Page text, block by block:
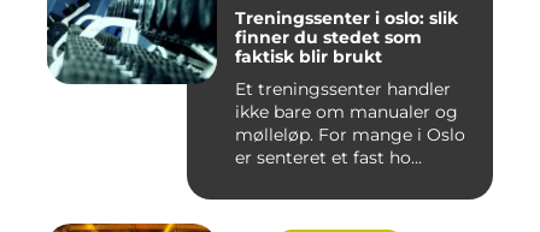
Treningssenter i oslo: slik
finner du stedet som
faktisk blir brukt
Et treningssenter handler
ikke bare om manualer og
mølleløp. For mange i Oslo
er senteret et fast ho...